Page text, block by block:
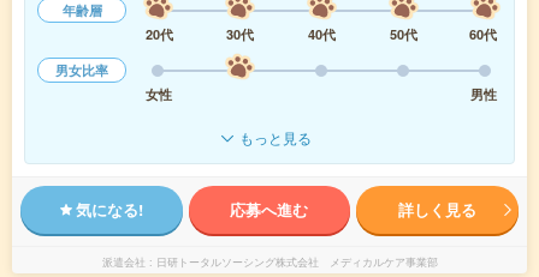
年齢層
20代
30代 40代 50代
60代
男女比率
女性
男性
もっと見る
気になる! 応募へ進む 詳しく見る
派遣会社 日研トータルソーシング株式会社 メディカルケア事業部